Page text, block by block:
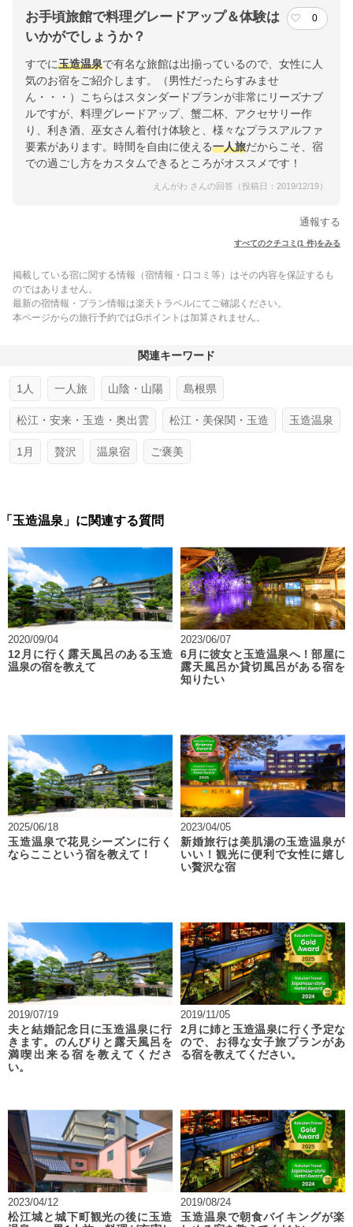
お手頃旅館で料理グレードアップ＆体験は
いかがでしょうか？
0
すでに玉造温泉で有名な旅館は出揃っているので、女性に人
気のお宿をご紹介します。（男性だったらすみませ
ん・・・）こちらはスタンダードプランが非常にリーズナブ
ルですが、料理グレードアップ、蟹二杯、アクセサリー作
り、利き酒、巫女さん着付け体験と、様々なプラスアルファ
要素があります。時間を自由に使える一人旅だからこそ、宿
での過ごし方をカスタムできるところがオススメです！
えんがわ さんの回答（投稿日：2019/12/19）
通報する
すべてのクチコミ(1 件)をみる
掲載している宿に関する情報（宿情報・口コミ等）はその内容を保証するも
のではありません。
最新の宿情報・プラン情報は楽天トラベルにてご確認ください。
本ページからの旅行予約ではGポイントは加算されません。
関連キーワード
1人 一人旅 山陰・山陽 島根県
松江・安来・玉造・奥出雲 松江・美保関・玉造 玉造温泉
1月 贅沢 温泉宿 ご褒美
「玉造温泉」に関連する質問
2020/09/04
12月に行く露天風呂のある玉造
温泉の宿を教えて
2023/06/07
6月に彼女と玉造温泉へ！部屋に
露天風呂か貸切風呂がある宿を
知りたい
2025/06/18
玉造温泉で花見シーズンに行く
ならここという宿を教えて！
2023/04/05
新婚旅行は美肌湯の玉造温泉が
いい！観光に便利で女性に嬉し
い贅沢な宿
2019/07/19
夫と結婚記念日に玉造温泉に行
きます。のんびりと露天風呂を
満喫出来る宿を教えてくださ
い。
2019/11/05
2月に姉と玉造温泉に行く予定な
ので、お得な女子旅プランがあ
る宿を教えてください。
2023/04/12
松江城と城下町観光の後に玉造
2019/08/24
玉造温泉で朝食バイキングが楽